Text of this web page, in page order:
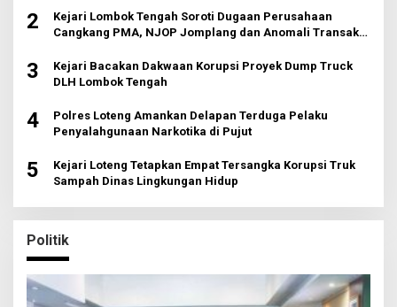
2
Kejari Lombok Tengah Soroti Dugaan Perusahaan
Cangkang PMA, NJOP Jomplang dan Anomali Transaksi
3
Kejari Bacakan Dakwaan Korupsi Proyek Dump Truck
DLH Lombok Tengah
4
Polres Loteng Amankan Delapan Terduga Pelaku
Penyalahgunaan Narkotika di Pujut
5
Kejari Loteng Tetapkan Empat Tersangka Korupsi Truk
Sampah Dinas Lingkungan Hidup
Politik